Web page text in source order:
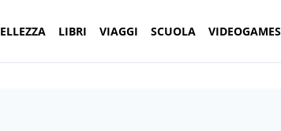
LIBRI VIAGGI SCUOLA VIDEOGAMES